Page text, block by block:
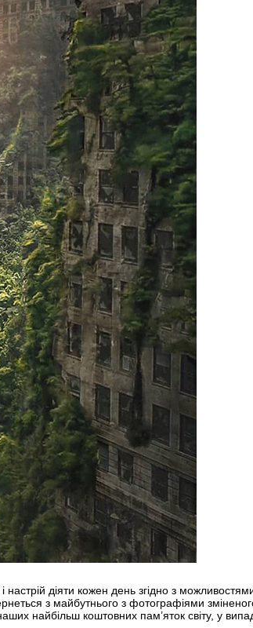
настрій діяти кожен день згідно з
з майбутнього з фотографіями
найбільш коштовних пам’яток світу, у